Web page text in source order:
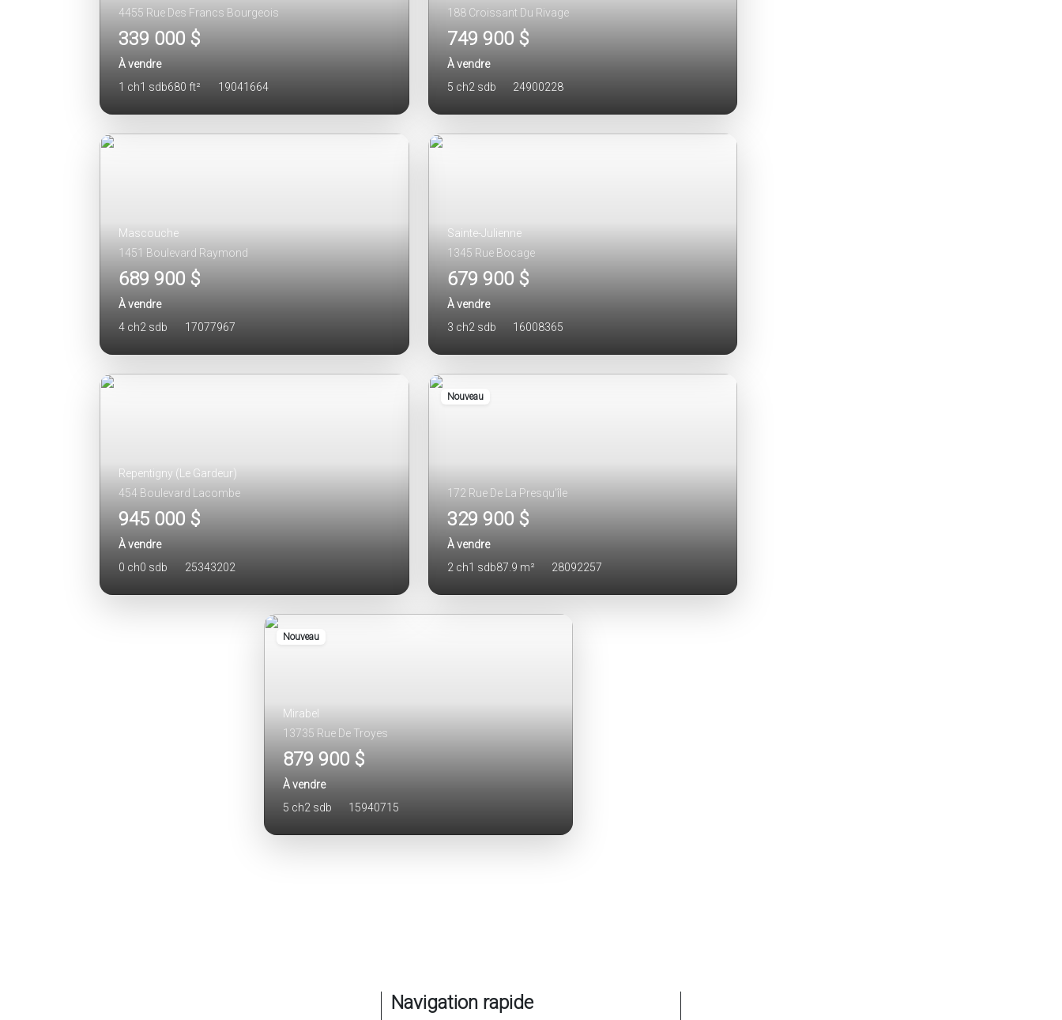
4455 Rue Des Francs Bourgeois
339 000 $
À vendre
1 ch1 sdb680 ft² 19041664
188 Croissant Du Rivage
749 900 $
À vendre
5 ch2 sdb 24900228
Mascouche
1451 Boulevard Raymond
689 900 $
À vendre
4 ch2 sdb 17077967
Sainte-Julienne
1345 Rue Bocage
679 900 $
À vendre
3 ch2 sdb 16008365
Repentigny (Le Gardeur)
454 Boulevard Lacombe
945 000 $
À vendre
0 ch0 sdb 25343202
Nouveau
172 Rue De La Presqu'île
329 900 $
À vendre
2 ch1 sdb87.9 m² 28092257
Nouveau
Mirabel
13735 Rue De Troyes
879 900 $
À vendre
5 ch2 sdb 15940715
Navigation rapide